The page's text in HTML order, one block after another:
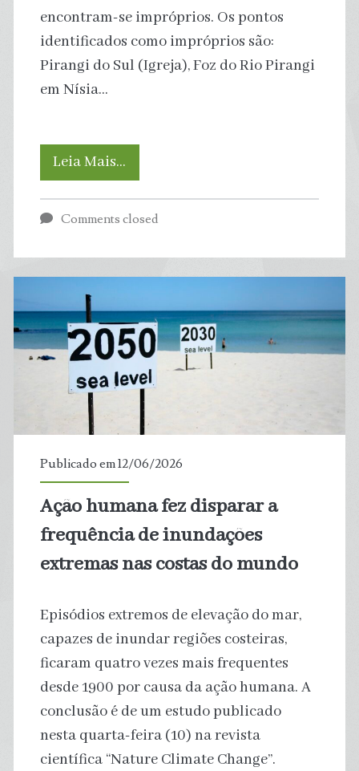
encontram-se impróprios. Os pontos
identificados como impróprios são:
Pirangi do Sul (Igreja), Foz do Rio Pirangi
em Nísia…
Leia Mais…
Azul:
Balneabilidade
aponta
07
trechos
para
Comments closed
Publicado em 12/06/2026
Ação humana fez disparar a
frequência de inundações
extremas nas costas do mundo
Episódios extremos de elevação do mar,
capazes de inundar regiões costeiras,
ficaram quatro vezes mais frequentes
desde 1900 por causa da ação humana. A
conclusão é de um estudo publicado
nesta quarta-feira (10) na revista
científica “Nature Climate Change”.